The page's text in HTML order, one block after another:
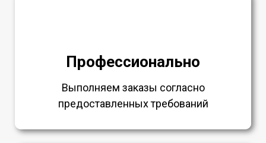
Профессионально
Выполняем заказы согласно
предоставленных требований